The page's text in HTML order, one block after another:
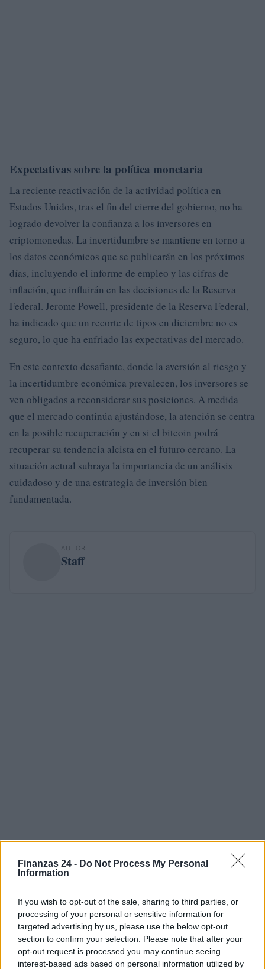
Finanzas 24 - Do Not Process My Personal
Information
If you wish to opt-out of the sale, sharing to third parties, or
processing of your personal or sensitive information for
targeted advertising by us, please use the below opt-out
section to confirm your selection. Please note that after your
opt-out request is processed you may continue seeing
interest-based ads based on personal information utilized by
Expectativas sobre la política monetaria
La reciente reactivación de la actividad política en
Estados Unidos, tras el fin del cierre del gobierno, no ha
logrado devolver la confianza a los inversores en
criptomonedas. La incertidumbre se mantiene en torno a
los datos económicos que se publicarán en los próximos
días, incluyendo el informe de empleo y las cifras de
inflación, que influirán en las decisiones de la Reserva
Federal. Jerome Powell, presidente de la Reserva Federal,
ha indicado que un recorte de tipos en diciembre no es
seguro, lo que ha enfriado las expectativas del mercado.
En este contexto desafiante, donde la aversión al riesgo y
la incertidumbre económica prevalecen, los inversores se
ven obligados a reconsiderar sus posiciones. A medida
que el mercado continúa ajustándose, la atención se centra
en la posible recuperación y en si el bitcoin podrá
recuperar su tendencia alcista en el futuro cercano. La
situación actual subraya la importancia de un análisis
cuidadoso y de una estrategia de inversión bien
fundamentada.
AUTOR
Staff
Sigue leyendo
NEWS